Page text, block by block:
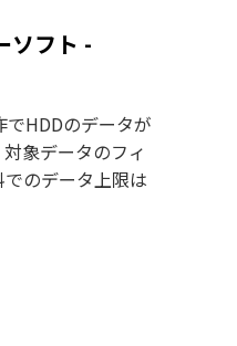
ソフト -
HDDのデータが
象データのフィ
のデータ上限は